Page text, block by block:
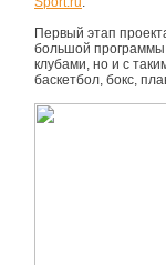
Первый этап
большой
клубами, но и с
баскетбол, бокс,